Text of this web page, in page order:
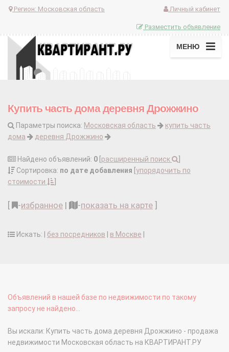
Регион: Московская область Личный кабинет
Разместить объявление
МЕНЮ
Купить часть дома деревня Дрожжино
Параметры поиска: Московская область
купить часть
дома
деревня Дрожжино
Найдено объявлений: 0 расширенный поиск
Сортировка: по дате добавления упорядочить по
стоимости
-избранное | -показать на карте
Искать: | без посредников в Москве
Объявлений в нашей базе по недвижимости по такому
запросу не найдено...
Вы искали: Купить часть дома деревня Дрожжино - продажа
недвижимости Московская область на КВАРТИРАНТ.РУ